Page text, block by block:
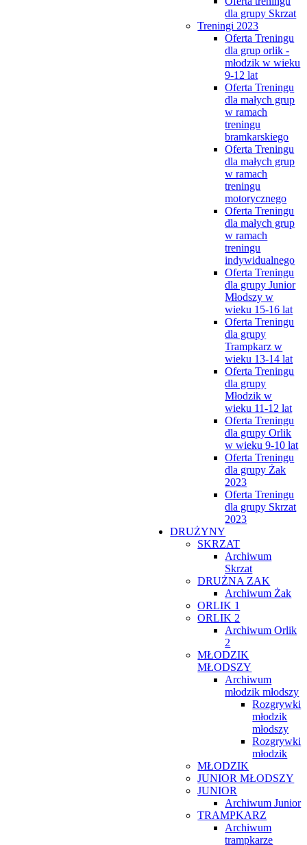
dla grupy Skrzat
Treningi 2023
Oferta Treningu
dla grup orlik -
młodzik w wieku
9-12 lat
Oferta Treningu
dla małych grup
w ramach
treningu
bramkarskiego
Oferta Treningu
dla małych grup
w ramach
treningu
motorycznego
Oferta Treningu
dla małych grup
w ramach
treningu
indywidualnego
Oferta Treningu
dla grupy Junior
Młodszy w
wieku 15-16 lat
Oferta Treningu
dla grupy
Trampkarz w
wieku 13-14 lat
Oferta Treningu
dla grupy
Młodzik w
wieku 11-12 lat
Oferta Treningu
dla grupy Orlik
w wieku 9-10 lat
Oferta Treningu
dla grupy Żak
2023
Oferta Treningu
dla grupy Skrzat
2023
DRUŻYNY
SKRZAT
Archiwum
Skrzat
DRUŻNA ZAK
Archiwum Żak
ORLIK 1
ORLIK 2
Archiwum Orlik
2
MŁODZIK
MŁODSZY
Archiwum
młodzik młodszy
Rozgrywki
młodzik
młodszy
Rozgrywki
młodzik
MŁODZIK
JUNIOR MŁODSZY
JUNIOR
Archiwum Junior
TRAMPKARZ
Archiwum
trampkarze